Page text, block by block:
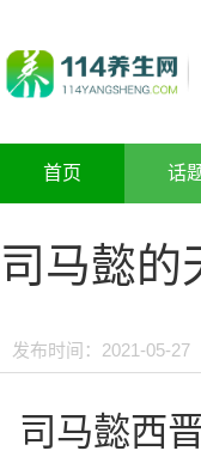
首页 话
司马懿的
发布时间：2021-05-27
司马懿西